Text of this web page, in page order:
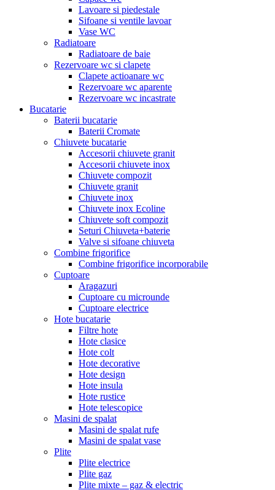
Lavoare si piedestale
Sifoane si ventile lavoar
Vase WC
Radiatoare
Radiatoare de baie
Rezervoare wc si clapete
Clapete actioanare wc
Rezervoare wc aparente
Rezervoare wc incastrate
Bucatarie
Baterii bucatarie
Baterii Cromate
Chiuvete bucatarie
Accesorii chiuvete granit
Accesorii chiuvete inox
Chiuvete compozit
Chiuvete granit
Chiuvete inox
Chiuvete inox Ecoline
Chiuvete soft compozit
Seturi Chiuveta+baterie
Valve si sifoane chiuveta
Combine frigorifice
Combine frigorifice incorporabile
Cuptoare
Aragazuri
Cuptoare cu microunde
Cuptoare electrice
Hote bucatarie
Filtre hote
Hote clasice
Hote colt
Hote decorative
Hote design
Hote insula
Hote rustice
Hote telescopice
Masini de spalat
Masini de spalat rufe
Masini de spalat vase
Plite
Plite electrice
Plite gaz
Plite mixte – gaz & electric